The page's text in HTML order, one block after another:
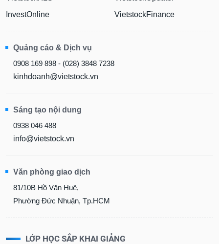
InvestOnline
VietstockFinance
Quảng cáo & Dịch vụ
0908 169 898 - (028) 3848 7238
kinhdoanh@vietstock.vn
Sáng tạo nội dung
0938 046 488
info@vietstock.vn
Văn phòng giao dịch
81/10B Hồ Văn Huê,
Phường Đức Nhuận, Tp.HCM
LỚP HỌC SẮP KHAI GIẢNG